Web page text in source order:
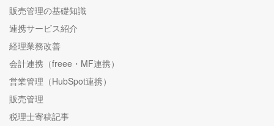
販売管理の基礎知識
連携サービス紹介
経理業務改善
会計連携（freee・MF連携）
営業管理（HubSpot連携）
販売管理
税理士寄稿記事